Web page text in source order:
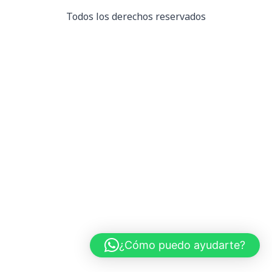
Todos los derechos reservados
¿Cómo puedo ayudarte?